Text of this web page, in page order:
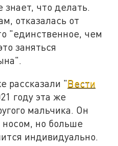
что делать.
отказалась от
"единственное, чем
заняться
рассказали "Вести
году эта же
мальчика. Он
но больше
индивидуально.